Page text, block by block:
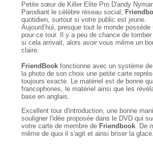
Petite sœur de Killer Elite Pro D'andy
Parodiant le célèbre réseau social,
quotidien, surtout si votre public est jeune.
Aujourd’hui, presque tout le monde
pour ce tour. Il y a peu de chance de
si cela arrivait, alors avoir vous même un
claire.
FriendBook fonctionne avec un système
la photo de son choix une petite carte
toujours exacte. Le matériel est de bonne
francophones, le matériel ainsi que les
base en anglais.
Excellent tour d'introduction, une bonne
souligner l'idée proposée dans le DVD qui
votre carte de membre de Friendbook. De
même de quoi il s'agit et ainsi briser la